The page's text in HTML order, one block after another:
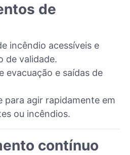
de
incêndio acessíveis e
de validade.
evacuação e saídas de
para agir rapidamente em
ou incêndios.
contínuo